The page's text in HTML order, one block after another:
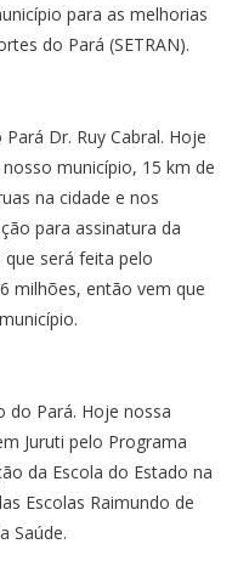
para as melhorias
do Pará (SETRAN).
Dr. Ruy Cabral. Hoje
município, 15 km de
na cidade e nos
para assinatura da
será feita pelo
milhões, então vem que
do Pará. Hoje nossa
Juruti pelo Programa
da Escola do Estado na
Escolas Raimundo de
Saúde.